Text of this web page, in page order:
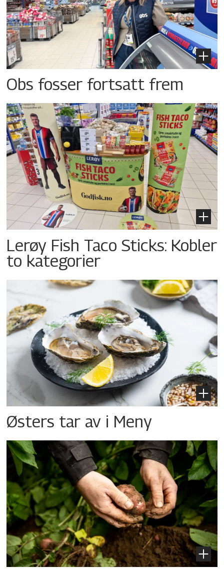
Obs fosser fortsatt frem
Lerøy Fish Taco Sticks: Kobler
to kategorier
Østers tar av i Meny